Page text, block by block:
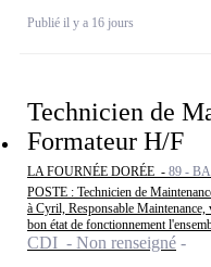
Publié il y a 16 jours
Technicien de
Formateur H/F
LA FOURNÉE DORÉE - 89 -
POSTE : Technicien de
à Cyril, Responsable
bon état de fonctionnement
CDI - Non renseigné